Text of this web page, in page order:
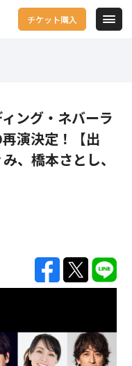
チケット購入
ング・ネバーラ
演決定！【出
、橋本さとし、